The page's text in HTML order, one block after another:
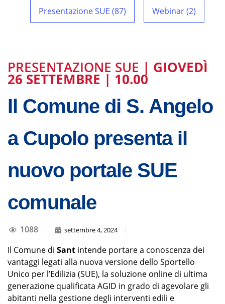
Presentazione SUE (87) Webinar (2)
PRESENTAZIONE SUE | GIOVEDÌ
26 SETTEMBRE | 10.00
Il Comune di S. Angelo
a Cupolo presenta il
nuovo portale SUE
comunale
1088 | settembre 4, 2024 |
Il Comune di Sant intende portare a conoscenza dei
vantaggi legati alla nuova versione dello Sportello
Unico per l’Edilizia (SUE), la soluzione online di ultima
generazione qualificata AGID in grado di agevolare gli
abitanti nella gestione degli interventi edili e